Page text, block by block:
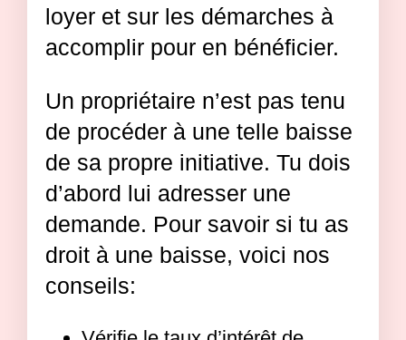
loyer et sur les démarches à
accomplir pour en bénéficier.
Un propriétaire n’est pas tenu
de procéder à une telle baisse
de sa propre initiative. Tu dois
d’abord lui adresser une
demande. Pour savoir si tu as
droit à une baisse, voici nos
conseils: